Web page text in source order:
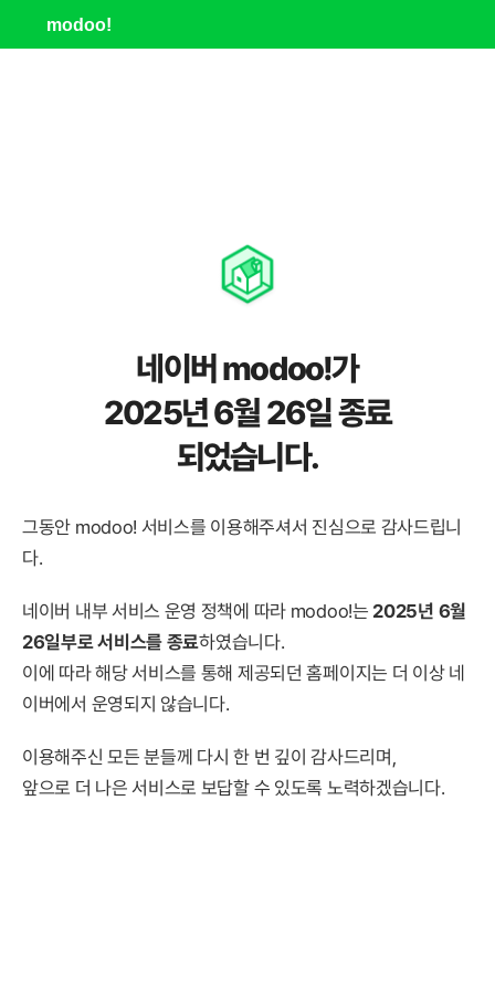
modoo!
네이버 modoo!가
2025년 6월 26일 종료
되었습니다.
그동안 modoo! 서비스를 이용해주셔서 진심으로 감사드립니
다.
네이버 내부 서비스 운영 정책에 따라 modoo!는 2025년 6월
26일부로 서비스를 종료하였습니다.
이에 따라 해당 서비스를 통해 제공되던 홈페이지는 더 이상 네
이버에서 운영되지 않습니다.
이용해주신 모든 분들께 다시 한 번 깊이 감사드리며,
앞으로 더 나은 서비스로 보답할 수 있도록 노력하겠습니다.